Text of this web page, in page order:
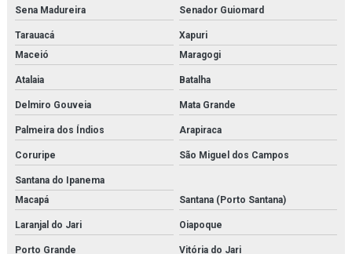
Serviço de montagem de tubulações
Serviço de montagens industriais
Sistema multi barreira para filtração de co2
Sondex
Tetpor air
Trocador de calor brasado
Trocador de calor a placas
Sena Madureira Senador Guiomard
Tarauacá
Xapuri
Maceió
Maragogi
Atalaia Batalha
Delmiro Gouveia Mata Grande
Palmeira dos Índios Arapiraca
Coruripe São Miguel dos Campos
Santana do Ipanema
Macapá
Santana (Porto Santana)
Laranjal do Jari Oiapoque
Porto Grande Vitória do Jari